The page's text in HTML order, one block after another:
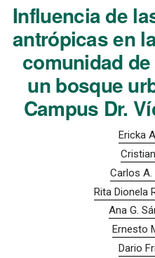
Influencia de
antrópicas en
comunidad
un bosque
Campus Dr.
Ericka
Carlos A.
Rita Dionela
Ana G.
Ernesto
Dario